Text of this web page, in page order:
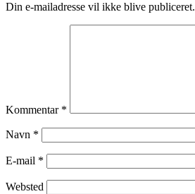
Din e-mailadresse vil ikke blive publiceret.
Kommentar *
Navn *
E-mail *
Websted